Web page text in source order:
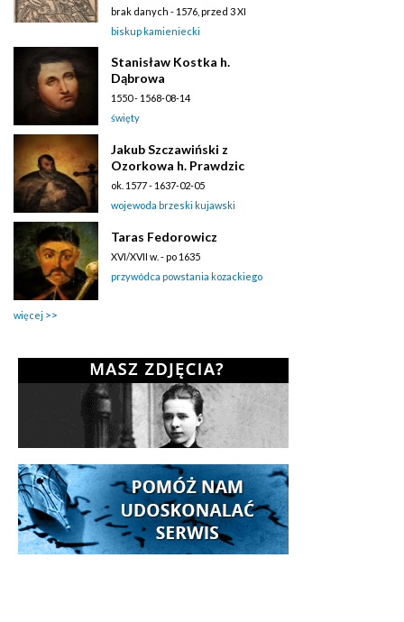
brak danych - 1576, przed 3 XI
biskup kamieniecki
Stanisław Kostka h.
Dąbrowa
1550 - 1568-08-14
święty
Jakub Szczawiński z
Ozorkowa h. Prawdzic
ok. 1577 - 1637-02-05
wojewoda brzeski kujawski
Taras Fedorowicz
XVI/XVII w. - po 1635
przywódca powstania kozackiego
więcej